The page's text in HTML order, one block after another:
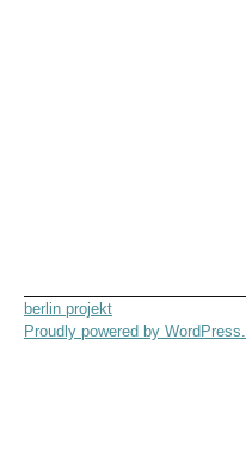
berlin projekt
Proudly powered by WordPress.